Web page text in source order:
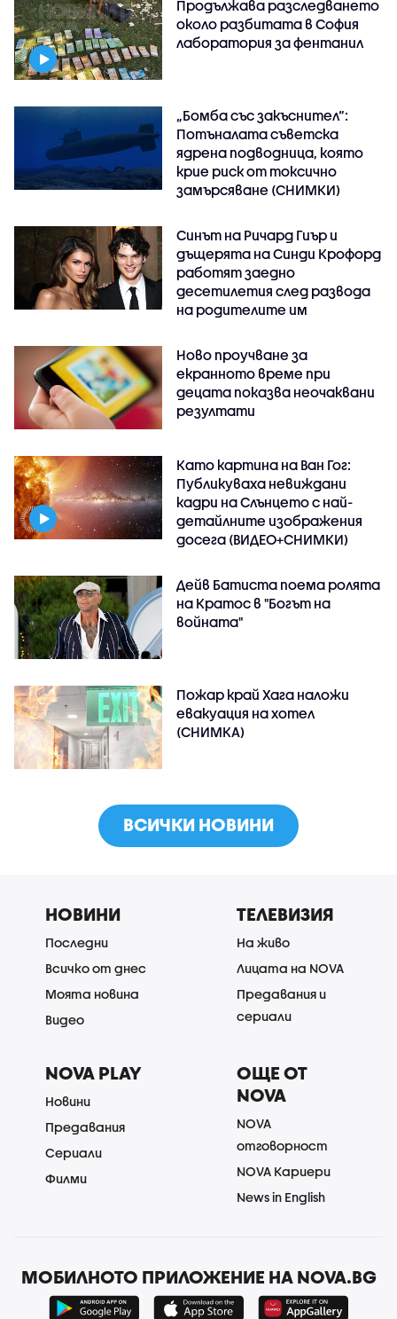
Продължава разследването
около разбитата в София
лаборатория за фентанил
„Бомба със закъснител“:
Потъналата съветска
ядрена подводница, която
крие риск от токсично
замърсяване (СНИМКИ)
Синът на Ричард Гиър и
дъщерята на Синди Крофорд
работят заедно
десетилетия след развода
на родителите им
Ново проучване за
екранното време при
децата показва неочаквани
резултати
Като картина на Ван Гог:
Публикуваха невиждани
кадри на Слънцето с най-
детайлните изображения
досега (ВИДЕО+СНИМКИ)
Дейв Батиста поема ролята
на Кратос в "Богът на
войната"
Пожар край Хага наложи
евакуация на хотел
(СНИМКА)
ВСИЧКИ НОВИНИ
НОВИНИ
Последни
Всичко от днес
Моята новина
Видео
ТЕЛЕВИЗИЯ
На живо
Лицата на NOVA
Предавания и
сериали
NOVA PLAY
Новини
Предавания
Сериали
Филми
ОЩЕ ОТ
NOVA
NOVA
отговорност
NOVA Кариери
News in English
МОБИЛНОТО ПРИЛОЖЕНИЕ НА NOVA.BG